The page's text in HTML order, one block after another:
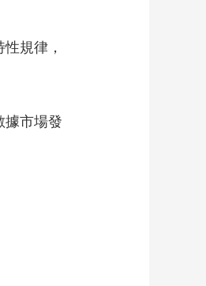
規律，
據市場發